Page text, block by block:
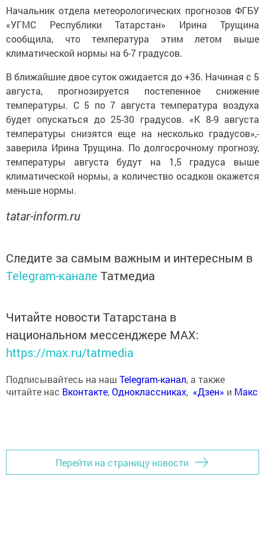
Начальник отдела метеорологических прогнозов ФГБУ
«УГМС Республики Татарстан» Ирина Трущина
сообщила, что температура этим летом выше
климатической нормы на 6-7 градусов.
В ближайшие двое суток ожидается до +36. Начиная с 5
августа, прогнозируется постепенное снижение
температуры. С 5 по 7 августа температура воздуха
будет опускаться до 25-30 градусов. «К 8-9 августа
температуры снизятся еще на несколько градусов»,-
заверила Ирина Трущина. По долгосрочному прогнозу,
температуры августа будут на 1,5 градуса выше
климатической нормы, а количество осадков окажется
меньше нормы.
tatar-inform.ru
Следите за самым важным и интересным в
Telegram-канале Татмедиа
Читайте новости Татарстана в
национальном мессенджере MАХ:
https://max.ru/tatmedia
Подписывайтесь на наш Telegram-канал, а также
читайте нас Вконтакте,Одноклассниках, «Дзен» и Макс
Перейти на страницу новости